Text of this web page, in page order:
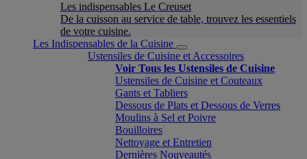
Les indispensables Le Creuset
De la cuisson au service de table, trouvez les essentiels
de votre cuisine.
Les Indispensables de la Cuisine
Ustensiles de Cuisine et Accessoires
Voir Tous les Ustensiles de Cuisine
Ustensiles de Cuisine et Couteaux
Gants et Tabliers
Dessous de Plats et Dessous de Verres
Moulins à Sel et Poivre
Bouilloires
Nettoyage et Entretien
Dernières Nouveautés